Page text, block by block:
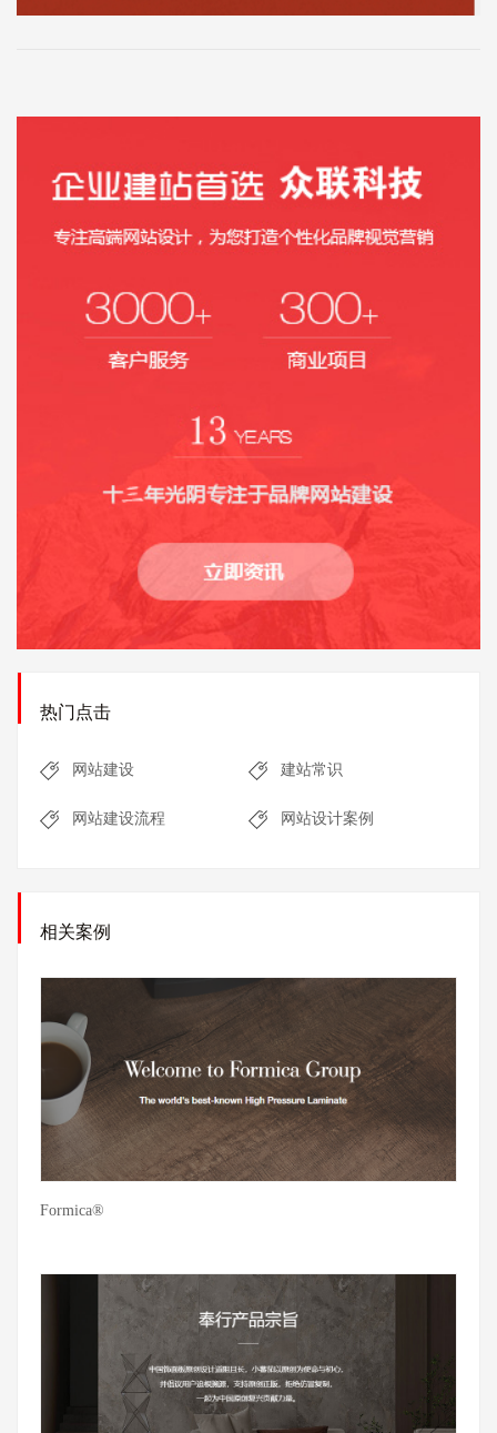
热门点击
网站建设 建站常识
网站建设流程 网站设计案例
相关案例
Formica®